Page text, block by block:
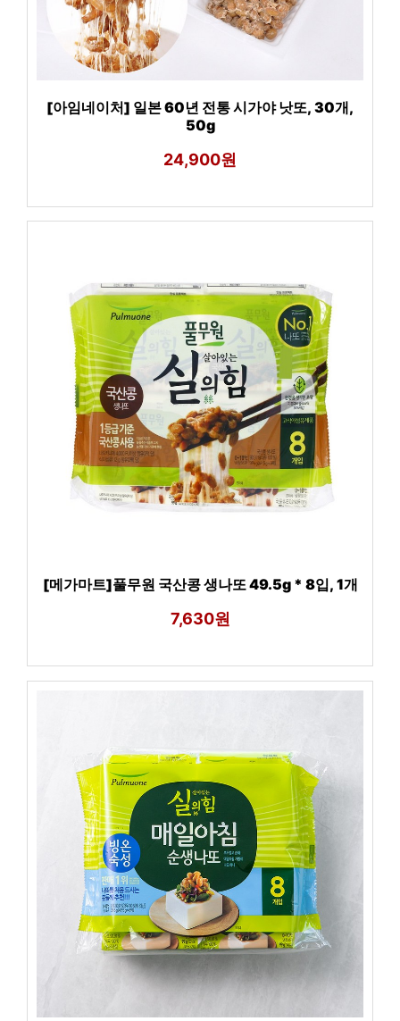
[아임네이처] 일본 60년 전통 시가야 낫또, 30개,
50g
24,900원
[메가마트]풀무원 국산콩 생나또 49.5g * 8입, 1개
7,630원